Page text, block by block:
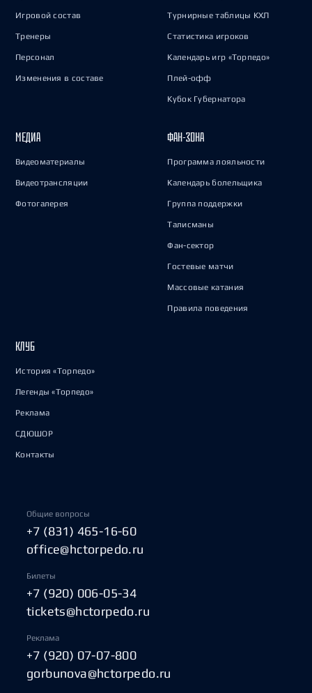
Игровой состав
Тренеры
Персонал
Изменения в составе
Турнирные таблицы КХЛ
Статистика игроков
Календарь игр «Торпедо»
Плей-офф
Кубок Губернатора
МЕДИА
Видеоматериалы
Видеотрансляции
Фотогалерея
ФАН-ЗОНА
Программа лояльности
Календарь болельщика
Группа поддержки
Талисманы
Фан-сектор
Гостевые матчи
Массовые катания
Правила поведения
КЛУБ
История «Торпедо»
Легенды «Торпедо»
Реклама
СДЮШОР
Контакты
Общие вопросы
+7 (831) 465-16-60
office@hctorpedo.ru
Билеты
+7 (920) 006-05-34
tickets@hctorpedo.ru
Реклама
+7 (920) 07-07-800
gorbunova@hctorpedo.ru